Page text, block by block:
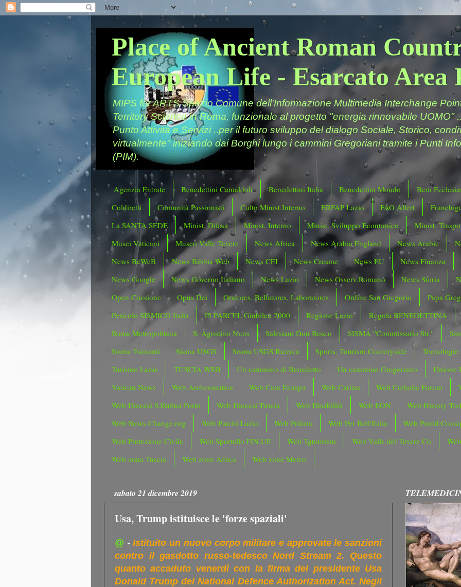
Place of Ancient Roman
European Life - Esarcato Area
MIPS for ARTS Spazio Comune dell'Informazione Multimedia Interchange
Territory Science in Roma, funzionale al progetto "energia rinnovabile UOMO"
Punto Attività e Servizi ..per il futuro sviluppo del dialogo Sociale, Storico,
virtualmente" iniziando dai Borghi lungo i cammini Gregoriani tramite i Punti
(PIM).
Agenzia Entrate Benedettini Camaldoli Benedettini Italia Benedettini Mondo
Beni
Coldiretti
Comunità Passionisti Culto Minist.Interno ERFAP Lazio FAO Allert
La SANTA SEDE
Minist. Difesa Minist. Interno Minist. Sviluppo Economico
Minist.
Musei Vaticani
Museo Valle Tevere News Africa News Arabia England News Arabic
News BeWeB
News Bibbia Web News CEI News Cresme News EU
News Finanza
News Google
News Governo Italiano News Lazio News Osserv.Romano News Storia
Open Coesione
Opus Dei Oratores, Bellatores, Laboratores Ordine San Gregorio
Papa
Pericolo SISMICO Italia
PJ PARCEL Giubileo 2000 Regione Lazio
Regola BENEDETTINA
Roma Metropolitana
S. Agostino Nuns Salesiani Don Bosco SISMA "Commissario Str."
Sisma Tsunami
Sisma USGS Sisma USGS Ricerca Sports, Tourism Countryside
Tecnologie
Turismo Lazio
TUSCIA WEB Un cammino di Benedetto Un cammino Gregoriano
Unione
Vatican News
Web Archeomatica Web Cam Europa Web Caritas Web Catholic Forum
Web Diocesi S.Rufina Porto
Web Diocesi Tuscia Web Disabilità Web EON
Web History
Web News Change.org
Web Parchi Lazio Web Polizia Web Per Bell'Italia
Web
Web Protezione Civile
Web Sportello FIN.UE Web Tgtourism Web Valle del Tevere Co
Web zona Tuscia
Web zone Africa Web zone Meteo
sabato 21 dicembre 2019
Usa, Trump istituisce le 'forze spaziali'
@ -Istituito un nuovo corpo militare e approvate le sanzioni
contro il gasdotto russo-tedesco Nord Stream 2. Questo
quanto accaduto venerdì con la firma del presidente Usa
Donald Trump del National Defence Authorization Act. Negli